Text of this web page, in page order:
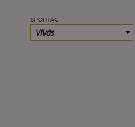
SPORTÁG
Vívás